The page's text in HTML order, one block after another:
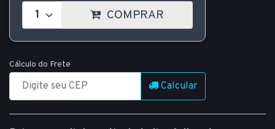
COMPRAR
Cálculo do Frete
Calcular